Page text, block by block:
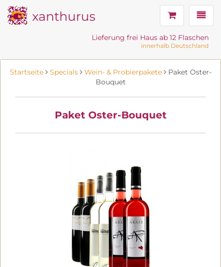
xanthurus
Lieferung frei Haus ab 12 Flaschen
innerhalb Deutschland
Startseite Specials Wein- & Probierpakete Paket Oster-
Bouquet
Paket Oster-Bouquet